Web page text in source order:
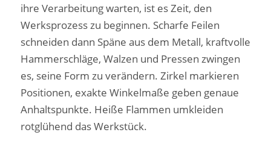
ihre Verarbeitung warten, ist es Zeit, den
Werksprozess zu beginnen. Scharfe Feilen
schneiden dann Späne aus dem Metall, kraftvolle
Hammerschläge, Walzen und Pressen zwingen
es, seine Form zu verändern. Zirkel markieren
Positionen, exakte Winkelmaße geben genaue
Anhaltspunkte. Heiße Flammen umkleiden
rotglühend das Werkstück.